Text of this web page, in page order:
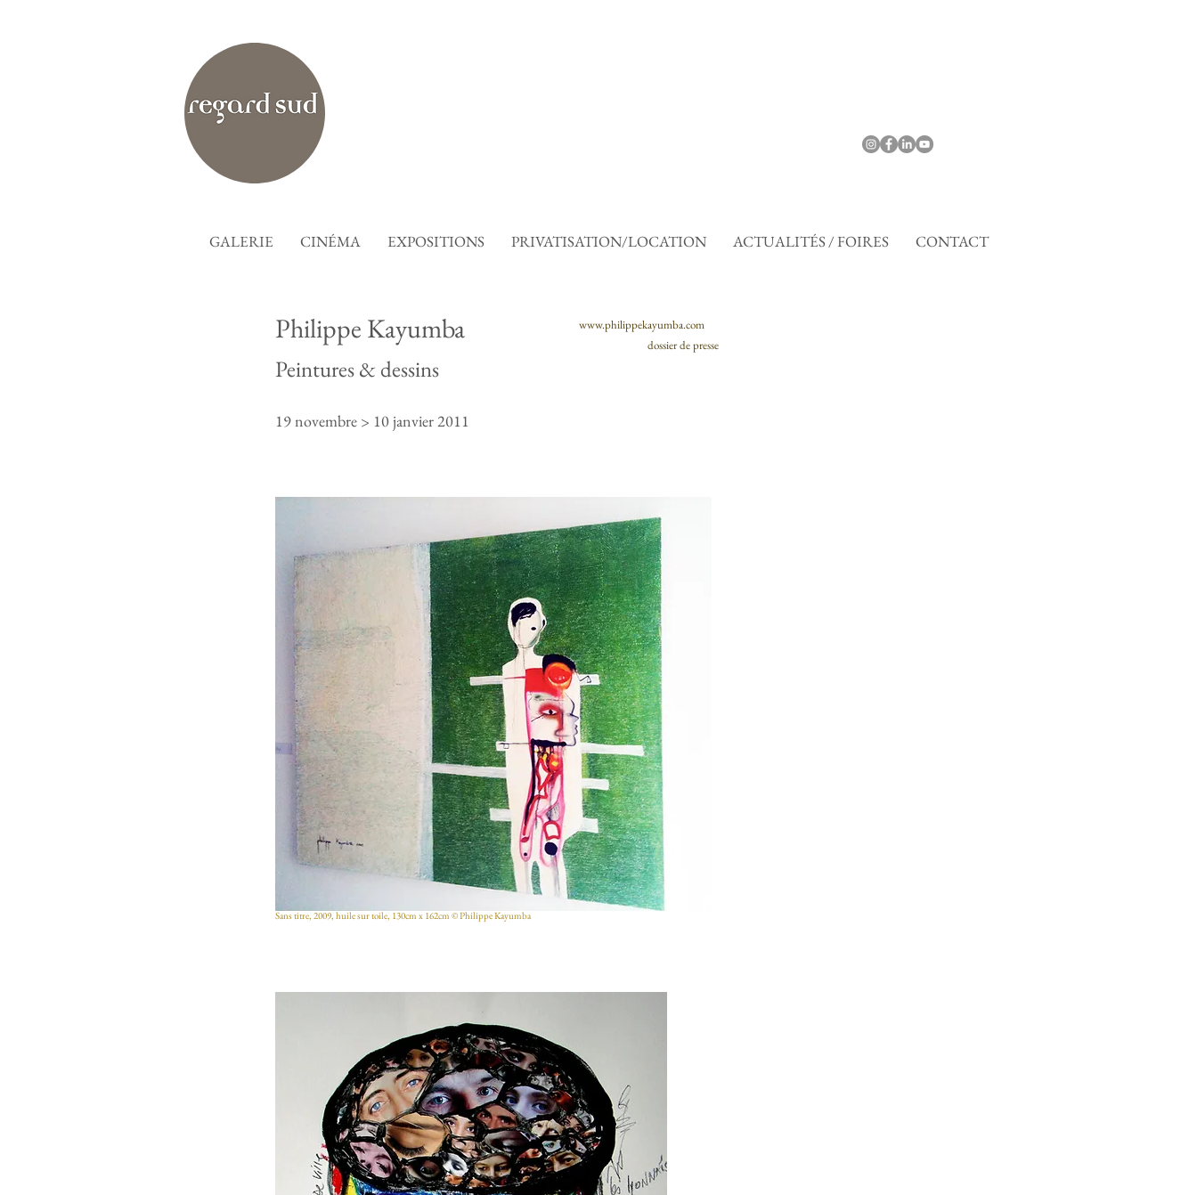
GALERIE CINÉMA EXPOSITIONS PRIVATISATION/LOCATION ACTUALITÉS / FOIRES CONTACT
Philippe Kayumba dossier de presse
www.philippekayumba.com
Peintures & dessins
19 novembre > 10 janvier 2011
Sans titre, 2009, huile sur toile, 130cm x 162cm © Philippe Kayumba​